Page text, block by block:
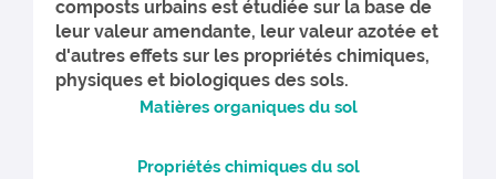
composts urbains est étudiée sur la base de
leur valeur amendante, leur valeur azotée et
d'autres effets sur les propriétés chimiques,
physiques et biologiques des sols.
Matières organiques du sol
Propriétés chimiques du sol